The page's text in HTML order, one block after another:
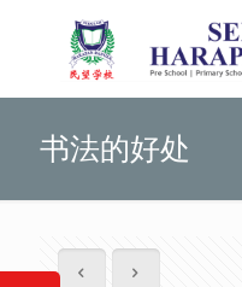
书法的好处